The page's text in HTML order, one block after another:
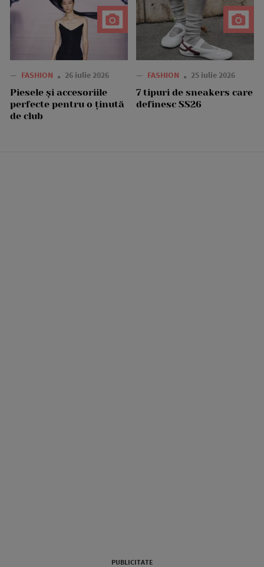
— FASHION 26 iulie 2026
Piesele și accesoriile
perfecte pentru o ținută
de club
— FASHION 25 iulie 2026
7 tipuri de sneakers care
definesc SS26
PUBLICITATE